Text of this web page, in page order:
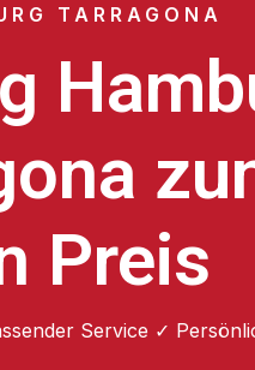
TARRAGONA
Preis
Service ✓